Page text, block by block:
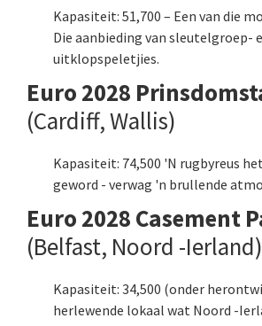
Kapasiteit: 51,700 – Een van die
Die aanbieding van sleutelgroep-
uitklopspeletjies.
Euro 2028
(Cardiff, Wallis)
Kapasiteit: 74,500 'N rugbyreus
geword - verwag 'n brullende
Euro 2028 Casement
(Belfast, Noord -Ierland)
Kapasiteit: 34,500 (onder
herlewende lokaal wat Noord -